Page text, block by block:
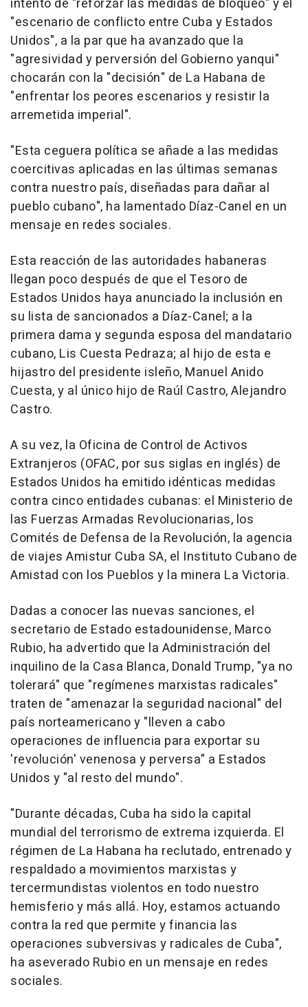
intento de "reforzar las medidas de bloqueo" y el
"escenario de conflicto entre Cuba y Estados
Unidos", a la par que ha avanzado que la
"agresividad y perversión del Gobierno yanqui"
chocarán con la "decisión" de La Habana de
"enfrentar los peores escenarios y resistir la
arremetida imperial".
"Esta ceguera política se añade a las medidas
coercitivas aplicadas en las últimas semanas
contra nuestro país, diseñadas para dañar al
pueblo cubano", ha lamentado Díaz-Canel en un
mensaje en redes sociales.
Esta reacción de las autoridades habaneras
llegan poco después de que el Tesoro de
Estados Unidos haya anunciado la inclusión en
su lista de sancionados a Díaz-Canel; a la
primera dama y segunda esposa del mandatario
cubano, Lis Cuesta Pedraza; al hijo de esta e
hijastro del presidente isleño, Manuel Anido
Cuesta, y al único hijo de Raúl Castro, Alejandro
Castro.
A su vez, la Oficina de Control de Activos
Extranjeros (OFAC, por sus siglas en inglés) de
Estados Unidos ha emitido idénticas medidas
contra cinco entidades cubanas: el Ministerio de
las Fuerzas Armadas Revolucionarias, los
Comités de Defensa de la Revolución, la agencia
de viajes Amistur Cuba SA, el Instituto Cubano de
Amistad con los Pueblos y la minera La Victoria.
Dadas a conocer las nuevas sanciones, el
secretario de Estado estadounidense, Marco
Rubio, ha advertido que la Administración del
inquilino de la Casa Blanca, Donald Trump, "ya no
tolerará" que "regímenes marxistas radicales"
traten de "amenazar la seguridad nacional" del
país norteamericano y "lleven a cabo
operaciones de influencia para exportar su
'revolución' venenosa y perversa" a Estados
Unidos y "al resto del mundo".
"Durante décadas, Cuba ha sido la capital
mundial del terrorismo de extrema izquierda. El
régimen de La Habana ha reclutado, entrenado y
respaldado a movimientos marxistas y
tercermundistas violentos en todo nuestro
hemisferio y más allá. Hoy, estamos actuando
contra la red que permite y financia las
operaciones subversivas y radicales de Cuba",
ha aseverado Rubio en un mensaje en redes
sociales.